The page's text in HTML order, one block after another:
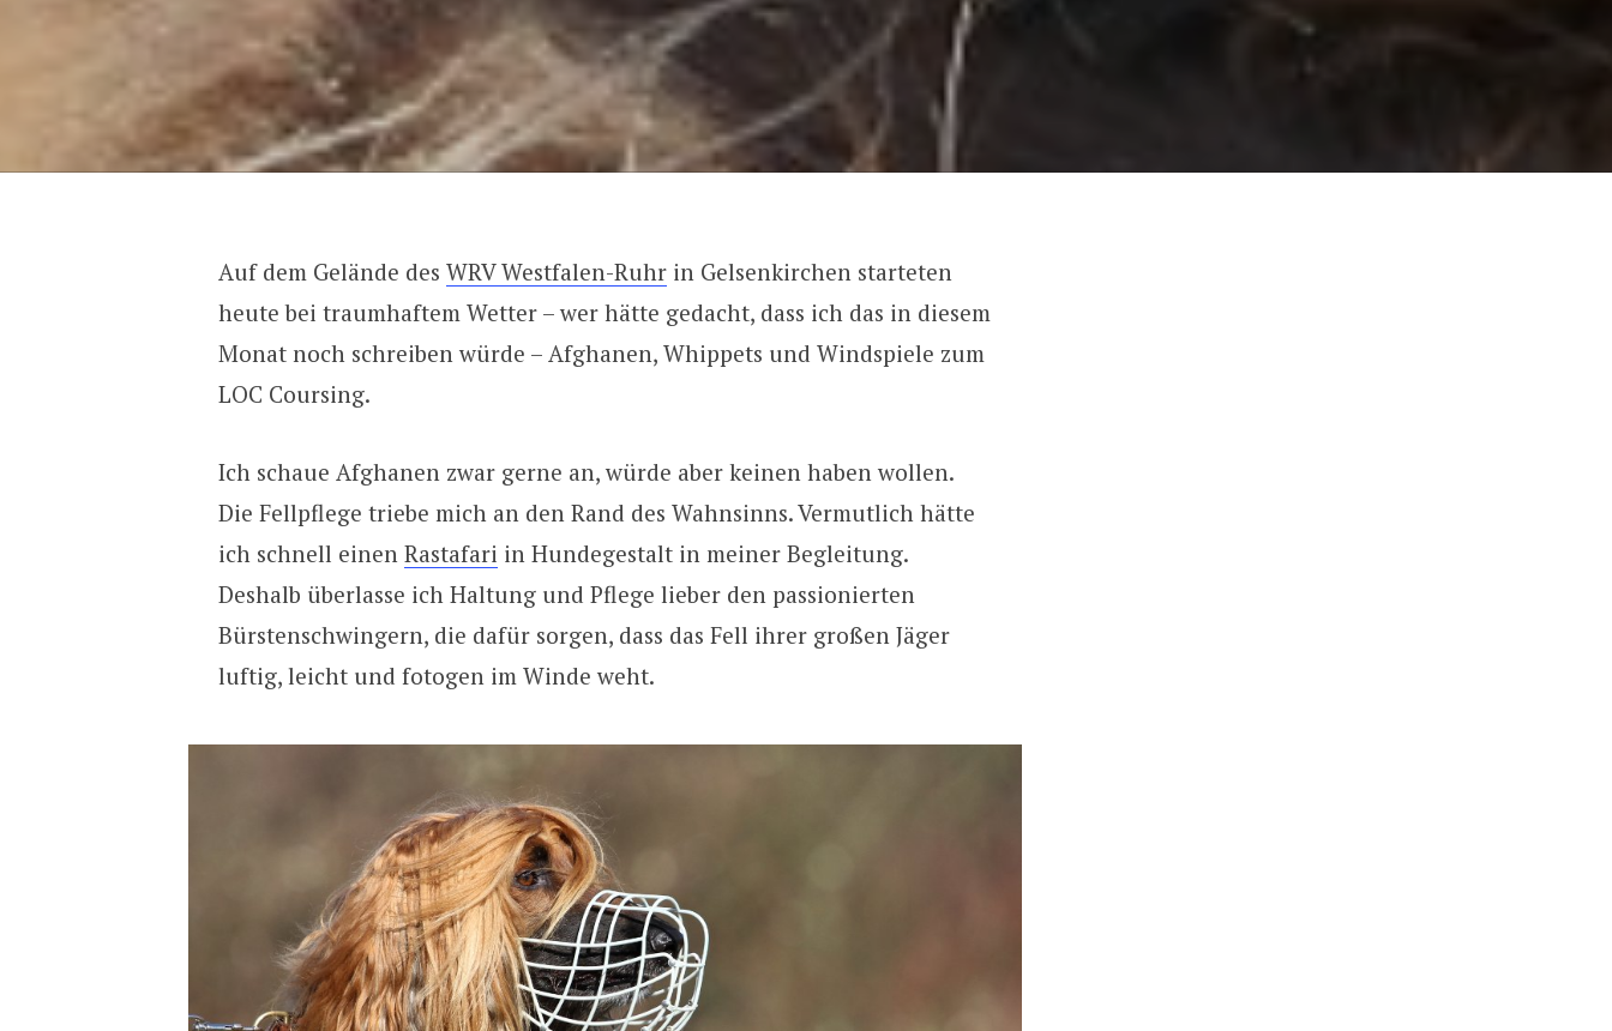
Auf dem Gelände des WRV Westfalen-Ruhrin Gelsenkirchen starteten
heute bei traumhaftem Wetter – wer hätte gedacht, dass ich das in diesem
Monat noch schreiben würde – Afghanen, Whippets und Windspiele zum
LOC Coursing.
Ich schaue Afghanen zwar gerne an, würde aber keinen haben wollen.
Die Fellpflege triebe mich an den Rand des Wahnsinns. Vermutlich hätte
ich schnell einen Rastafari in Hundegestalt in meiner Begleitung.
Deshalb überlasse ich Haltung und Pflege lieber den passionierten
Bürstenschwingern, die dafür sorgen, dass das Fell ihrer großen Jäger
luftig, leicht und fotogen im Winde weht.